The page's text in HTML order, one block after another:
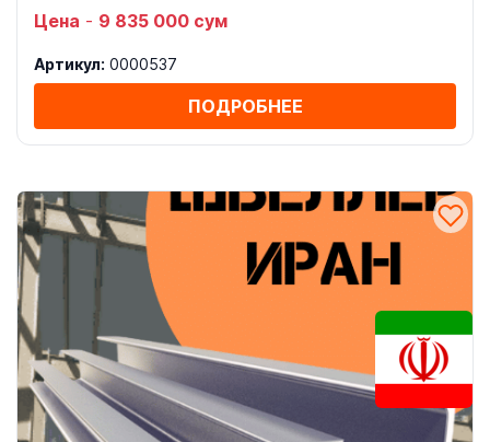
Цена - 9 835 000 сум
Артикул: 0000537
ПОДРОБНЕЕ